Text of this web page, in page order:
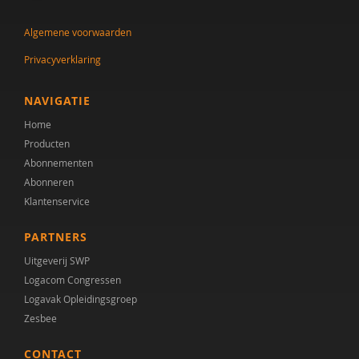
Eveline van Geuns
Marijke Gottmer
Kirstin Greaves-Lord
Pien van Heijst
Annemiek Landlust
Liesbeth Mevissen
Rosa van Mourik
Fabienne Naber
Sigrid Piening
Jasper van Roon
Algemene voorwaarden
Privacyverklaring
NAVIGATIE
Home
Producten
Abonnementen
Abonneren
Klantenservice
PARTNERS
Uitgeverij SWP
Logacom Congressen
Logavak Opleidingsgroep
Zesbee
CONTACT